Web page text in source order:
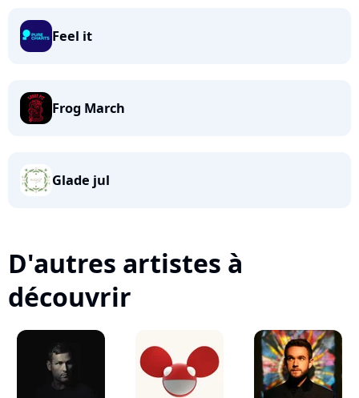
Feel it
Frog March
Glade jul
D'autres artistes à
découvrir